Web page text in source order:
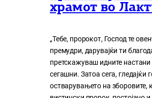
храмот во
„Тебе, пророкот, Господ те
премудри, дарувајќи ти
претскажуваш идните
сегашни. Затоа сега, гледајќи
остварувањето на зборовите,